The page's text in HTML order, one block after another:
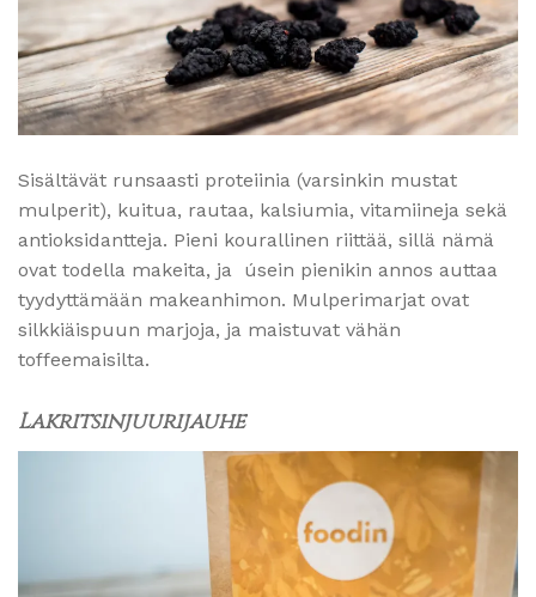
Sisältävät runsaasti proteiinia (varsinkin mustat
mulperit), kuitua, rautaa, kalsiumia, vitamiineja sekä
antioksidantteja. Pieni kourallinen riittää, sillä nämä
ovat todella makeita, ja úsein pienikin annos auttaa
tyydyttämään makeanhimon. Mulperimarjat ovat
silkkiäispuun marjoja, ja maistuvat vähän
toffeemaisilta.
Lakritsinjuurijauhe